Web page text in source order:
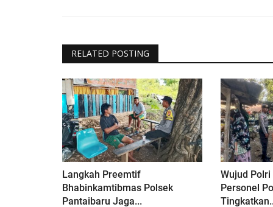
RELATED POSTING
Langkah Preemtif
Bhabinkamtibmas Polsek
Pantaibaru Jaga...
Wujud
Personel